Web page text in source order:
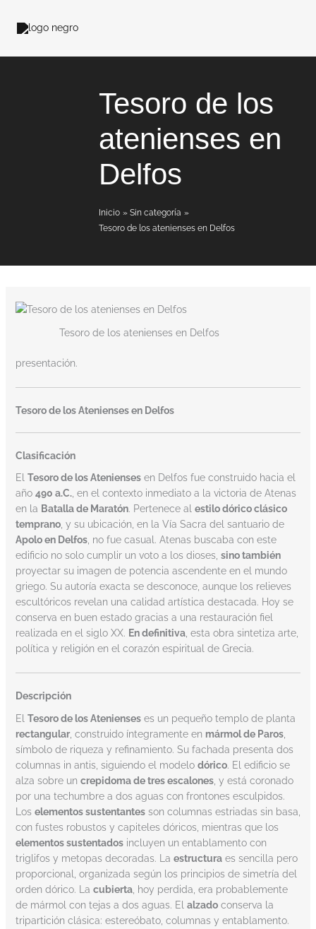
Tesoro de los
atenienses en
Delfos
Inicio
Sin categoría
Tesoro de los atenienses en Delfos
Tesoro de los atenienses en Delfos
presentación.
Tesoro de los Atenienses en Delfos
Clasificación
El Tesoro de los Ateniensesen Delfos fue construido hacia el
año 490 a.C., en el contexto inmediato a la victoria de Atenas
en la Batalla de Maratón. Pertenece al estilo dórico clásico
temprano, y su ubicación, en la Vía Sacra del santuario de
Apolo en Delfos, no fue casual. Atenas buscaba con este
edificio no solo cumplir un voto a los dioses, sino también
proyectar su imagen de potencia ascendente en el mundo
griego. Su autoría exacta se desconoce, aunque los relieves
escultóricos revelan una calidad artística destacada. Hoy se
conserva en buen estado gracias a una restauración fiel
realizada en el siglo XX. En definitiva, esta obra sintetiza arte,
política y religión en el corazón espiritual de Grecia.
Descripción
El Tesoro de los Atenienseses un pequeño templo de planta
rectangular, construido íntegramente en mármol de Paros,
símbolo de riqueza y refinamiento. Su fachada presenta dos
columnas in antis, siguiendo el modelo dórico. El edificio se
alza sobre un crepidoma de tres escalones, y está coronado
por una techumbre a dos aguas con frontones esculpidos.
Los elementos sustentantesson columnas estriadas sin basa,
con fustes robustos y capiteles dóricos, mientras que los
elementos sustentadosincluyen un entablamento con
triglifos y metopas decoradas. La estructuraes sencilla pero
proporcional, organizada según los principios de simetría del
orden dórico. La cubierta, hoy perdida, era probablemente
de mármol con tejas a dos aguas. El alzadoconserva la
tripartición clásica: estereóbato, columnas y entablamento.